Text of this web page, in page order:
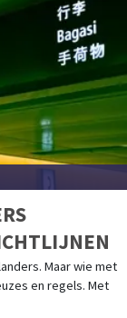
Maar wie met
en regels. Met